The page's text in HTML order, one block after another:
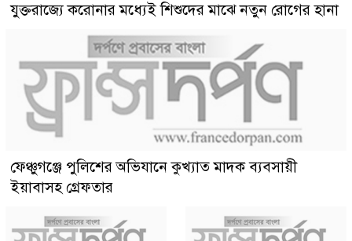
যুক্তরাজ্যে করোনার মধ্যেই শিশুদের মাঝে নতুন রোগের হানা
ফেঞ্চুগঞ্জে পুলিশের অভিযানে কুখ্যাত মাদক ব্যবসায়ী
ইয়াবাসহ গ্রেফতার